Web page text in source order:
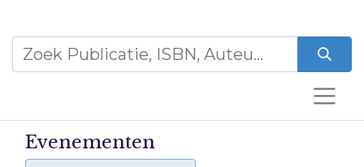
Evenementen